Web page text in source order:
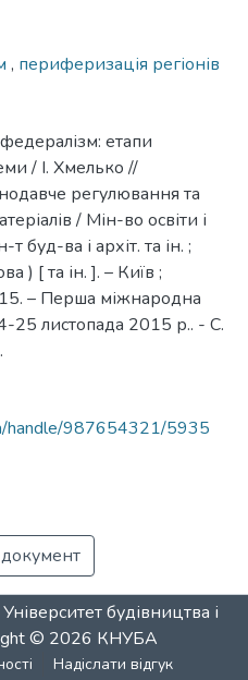
, периферизація регіонів
етапи
/ І. Хмелько //
регулювання та
/ Мін-во освіти і
буд-ва і архіт. та ін. ;
) [ та ін. ]. – Київ ;
– Перша міжнародна
25 листопада 2015 р.. - С.
handle/987654321/5935
будівництва і
© 2026 КНУБА
Надіслати відгук